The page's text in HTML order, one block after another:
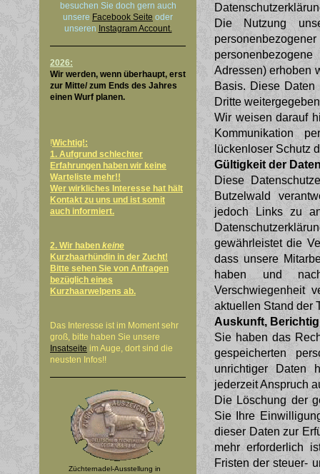
besuchen Sie doch gern auch
unsere Facebook Seite oder
unseren Instagram Account.
2026:
Wir werden, wenn überhaupt, erst
zur Mitte/ zum Ends des Jahres
einen Wurf planen.
!Wichtig!:
1. Aufgrund schlechter
Erfahrungen haben wir keine
Warteliste mehr!!
Wer wirkliches Interesse hat hält
Kontakt zu uns und ist somit
auch informiert.
2. Wir haben keine
Kurzhaarhündin in der Zucht!
Bitte sehen Sie von Anfragen
bezüglich eines
Kurzhaarwelpens ab.
Das Interesse ist im Moment sehr
groß, bitte haben Sie unsere
Insatseite im Auge, dort sind die
neusten Infos!!
Züchternadel-Ausstellung in
Die Nutzung
Adressen) erhoben
Basis. Diese
Dritte
Wir weisen darauf
Kommunikation
lückenloser Schutz
Gültigkeit der
Diese
Butzelwald
jedoch Links zu
gewährleistet die
dass unsere
haben und
Verschwiegenheit
aktuellen Stand der
Auskunft,
Sie haben das
gespeicherten
unrichtiger Daten
jederzeit Anspruch
Die Löschung der
Sie Ihre
dieser Daten zur
mehr erforderlich
Fristen der steuer-